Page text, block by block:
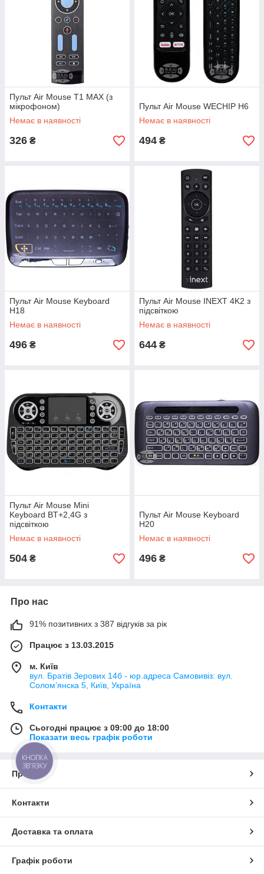
Пульт Air Mouse T1 MAX (з
мікрофоном)
Немає в наявності
326 ₴
Пульт Air Mouse WECHIP H6
Немає в наявності
494 ₴
Пульт Air Mouse Keyboard
H18
Немає в наявності
496 ₴
Пульт Air Mouse INEXT 4K2 з
підсвіткою
Немає в наявності
644 ₴
Пульт Air Mouse Mini
Keyboard BT+2,4G з
підсвіткою
Немає в наявності
504 ₴
Пульт Air Mouse Keyboard
H20
Немає в наявності
496 ₴
Про нас
91% позитивних з 387 відгуків за рік
Працює з 13.03.2015
м. Київ
вул. Братів Зерових 14б - юр.адреса Самовивіз: вул.
Соломʼянска 5, Київ, Україна
Контакти
Сьогодні працює з 09:00 до 18:00
Показати весь графік роботи
Про нас
Контакти
Доставка та оплата
Графік роботи
КНОПКА
ЗВ'ЯЗКУ